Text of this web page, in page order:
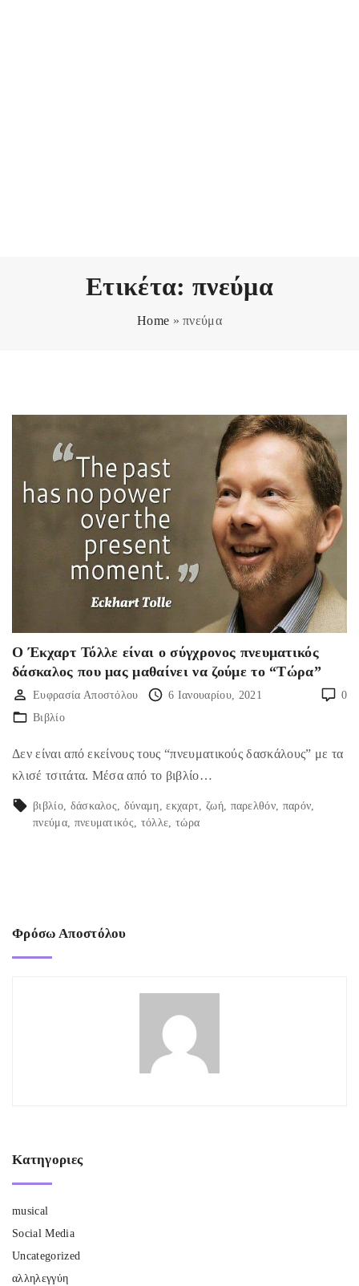
Ετικέτα: πνεύμα
Home »πνεύμα
Ο Έκχαρτ Τόλλε είναι ο σύγχρονος πνευματικός
δάσκαλος που μας μαθαίνει να ζούμε το “Τώρα”
0
Ευφρασία Αποστόλου
6 Ιανουαρίου, 2021
Βιβλίο
Δεν είναι από εκείνους τους “πνευματικούς δασκάλους” με τα
κλισέ τσιτάτα. Μέσα από το βιβλίο…
βιβλίο δάσκαλος δύναμη εκχαρτ ζωή παρελθόν παρόν
πνεύμα
πνευματικός τόλλε τώρα
Φρόσω Αποστόλου
Κατηγοριες
musical
Social Media
Uncategorized
αλληλεγγύη